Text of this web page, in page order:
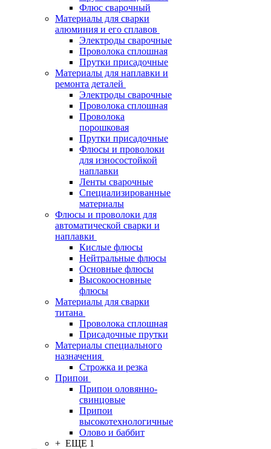
Флюс сварочный
Материалы для сварки
алюминия и его сплавов
Электроды сварочные
Проволока сплошная
Прутки присадочные
Материалы для наплавки и
ремонта деталей
Электроды сварочные
Проволока сплошная
Проволока
порошковая
Прутки присадочные
Флюсы и проволоки
для износостойкой
наплавки
Ленты сварочные
Специализированные
материалы
Флюсы и проволоки для
автоматической сварки и
наплавки
Кислые флюсы
Нейтральные флюсы
Основные флюсы
Высокоосновные
флюсы
Материалы для сварки
титана
Проволока сплошная
Присадочные прутки
Материалы специального
назначения
Строжка и резка
Припои
Припои оловянно-
свинцовые
Припои
высокотехнологичные
Олово и баббит
+ ЕЩЕ 1